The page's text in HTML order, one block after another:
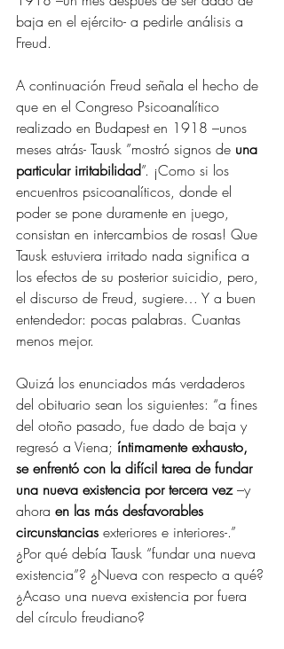
baja en el ejército- a pedirle análisis a
Freud.
A continuación Freud señala el hecho de
que en el Congreso Psicoanalítico
realizado en Budapest en 1918 –unos
meses atrás- Tausk ”mostró signos de una
particular irritabilidad”. ¡Como si los
encuentros psicoanalíticos, donde el
poder se pone duramente en juego,
consistan en intercambios de rosas! Que
Tausk estuviera irritado nada significa a
los efectos de su posterior suicidio, pero,
el discurso de Freud, sugiere… Y a buen
entendedor: pocas palabras. Cuantas
menos mejor.
Quizá los enunciados más verdaderos
del obituario sean los siguientes: “a fines
del otoño pasado, fue dado de baja y
regresó a Viena; íntimamente exhausto,
se enfrentó con la difícil tarea de fundar
una nueva existencia por tercera vez –y
ahora en las más desfavorables
circunstancias exteriores e interiores-.”
¿Por qué debía Tausk “fundar una nueva
existencia”? ¿Nueva con respecto a qué?
¿Acaso una nueva existencia por fuera
del círculo freudiano?